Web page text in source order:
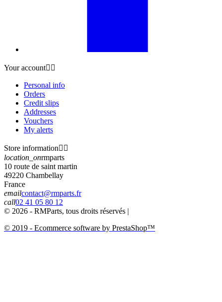
Your account 
Personal info
Orders
Credit slips
Addresses
Vouchers
My alerts
Store information 
location_onrmparts
10 route de saint martin
49220 Chambellay
France
emailcontact@rmparts.fr
call02 41 05 80 12
© 2026 - RMParts, tous droits réservés |
© 2019 - Ecommerce software by PrestaShop™